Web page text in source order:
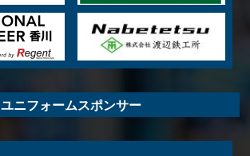
ユニフォームスポンサー